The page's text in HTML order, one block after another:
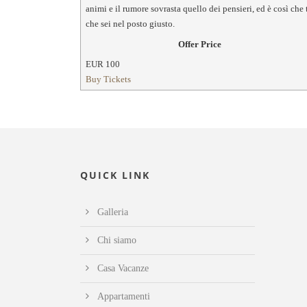
animi e il rumore sovrasta quello dei pensieri, ed è così che
che sei nel posto giusto.
Offer Price
EUR100
Buy Tickets
QUICK LINK
Galleria
Chi siamo
Casa Vacanze
Appartamenti